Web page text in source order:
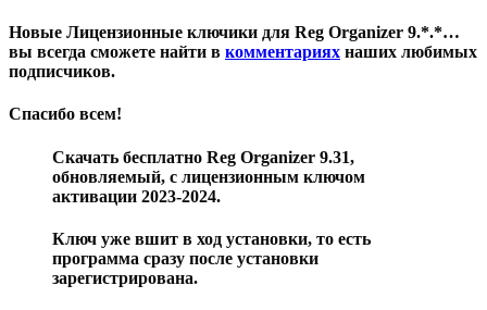
Новые Лицензионные ключики для Reg Organizer 9.*.*…
вы всегда сможете найти в комментариях наших любимых
подписчиков.
Спасибо всем!
Скачать бесплатно Reg Organizer 9.31,
обновляемый, c лицензионным ключом
активации 2023-2024.
Ключ уже вшит в ход установки, то есть
программа сразу после установки
зарегистрирована.